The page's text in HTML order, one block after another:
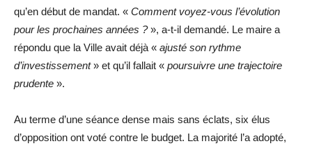
qu’en début de mandat. « Comment voyez-vous l’évolution
pour les prochaines années ?», a-t-il demandé. Le maire a
répondu que la Ville avait déjà « ajusté son rythme
d’investissement» et qu’il fallait « poursuivre une trajectoire
prudente ».
Au terme d’une séance dense mais sans éclats, six élus
d’opposition ont voté contre le budget. La majorité l’a adopté,